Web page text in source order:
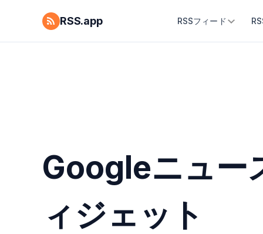
RSS.app RSSフィード
Googleニュー
ィジェット